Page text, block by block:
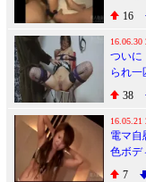
撮り
16
16.06.30
ついに
られ
すべて
38
16.05.21
電マ自
色ボデ
ンコ生
7